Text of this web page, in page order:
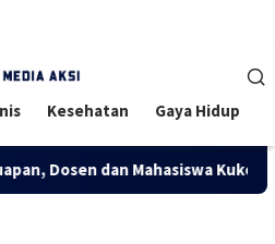
Kesehatan Gaya Hidup
Dosen dan Mahasiswa Kukerta